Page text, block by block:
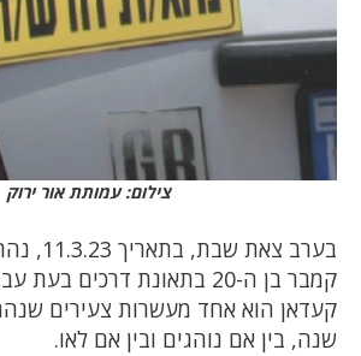
צילום: עמותת אור ירוק
בערב צאת
קמבר בן ה-20 בתאונת דרכים
קעדאן הוא אחד מעשרות צעירים
שנה, בין אם נוהגים ובין אם לאו.